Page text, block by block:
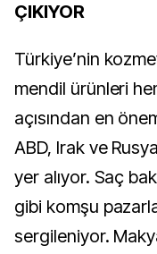
ÇIKIYOR
Türkiye’nin
mendil ürünleri
açısından en
ABD, Irak ve
yer alıyor. Saç
gibi komşu
sergileniyor.